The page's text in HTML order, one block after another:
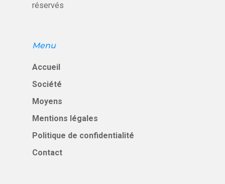
réservés
Menu
Accueil
Société
Moyens
Mentions légales
Politique de confidentialité
Contact